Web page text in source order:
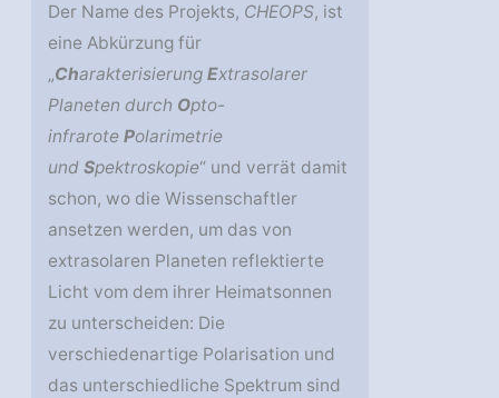
Der Name des Projekts, CHEOPS, ist
eine Abkürzung für
„CharakterisierungExtrasolarer
Planeten durch Opto-
infrarotePolarimetrie
undSpektroskopie“ und verrät damit
schon, wo die Wissenschaftler
ansetzen werden, um das von
extrasolaren Planeten reflektierte
Licht vom dem ihrer Heimatsonnen
zu unterscheiden: Die
verschiedenartige Polarisation und
das unterschiedliche Spektrum sind